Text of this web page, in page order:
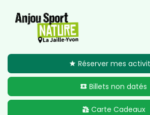
Réserver mes
Billets non datés
Carte Cadeaux